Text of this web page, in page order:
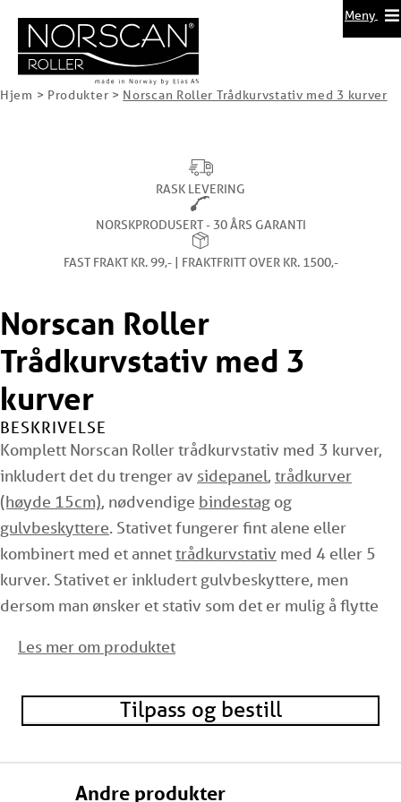
Meny
Hjem > Produkter > Norscan Roller Trådkurvstativ med 3 kurver
RASK LEVERING
NORSKPRODUSERT - 30 ÅRS GARANTI
FAST FRAKT KR. 99,- | FRAKTFRITT OVER KR. 1500,-
Norscan Roller
Trådkurvstativ med 3
kurver
BESKRIVELSE
Komplett Norscan Roller trådkurvstativ med 3 kurver,
inkludert det du trenger av sidepanel, trådkurver
(høyde 15cm), nødvendige bindestag og
gulvbeskyttere. Stativet fungerer fint alene eller
kombinert med et annettrådkurvstativ med 4 eller 5
kurver. Stativet er inkludert gulvbeskyttere, men
dersom man ønsker et stativ som det er mulig å flytte
stativet. Stativet er 64 cm høyt og inneholder 3 stk
kurver.
Hvorfor velge Norscan Roller
Les mer om produktet
Tilpass og bestill
Andre produkter